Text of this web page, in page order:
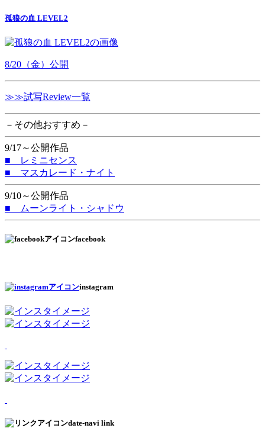
孤狼の血 LEVEL2
8/20（金）公開
≫≫試写Review一覧
－その他おすすめ－
9/17～公開作品
■ レミニセンス
■ マスカレード・ナイト
9/10～公開作品
■ ムーンライト・シャドウ
facebook
instagram
date-navi link